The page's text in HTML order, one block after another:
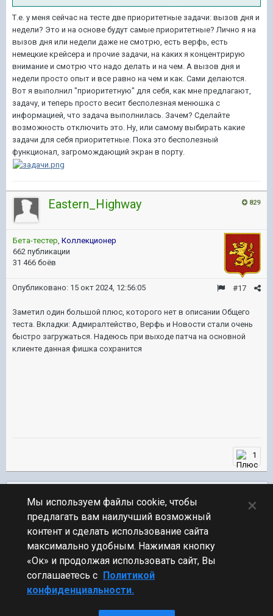
Т.е. у меня сейчас на тесте две приоритетные задачи: вызов дня и
недели? Это и на основе будут самые приоритетные? Лично я на
вызов дня или недели даже не смотрю, есть верфь, есть
немецкие крейсера и прочие задачи, на каких я концентрирую
внимание и смотрю что надо делать и на чем. А вызов дня и
недели просто опыт и все равно на чем и как. Сами делаются.
Вот я выполнил "приоритетную" для себя, как мне предлагают,
задачу, и теперь просто весит бесполезная менюшка с
информацией, что задача выполнилась. Зачем? Сделайте
возможность отключить это. Ну, или самому выбирать какие
задачи для себя приоритетные. Пока это бесполезный
функционал, загромождающий экран в порту.
829
Eastern_Highway
Бета-тестер, Коллекционер
662 публикации
31 466 боёв
#17
Опубликовано: 15 окт 2024, 12:56:05
Заметил один большой плюс, которого нет в описании Общего
теста. Вкладки: Адмиралтейство, Верфь и Новости стали очень
быстро загружаться. Надеюсь при выходе патча на основной
клиенте данная фишка сохранится
1
ПЕРЕЙТИ К СПИСКУ ТЕМ
Общий тест
Стиль
Мы используем файлы cookie, чтобы
предлагать вам наилучший возможный
контент и сделать использование сайта
максимально удобным. Нажимая кнопку
«Ок» и продолжая использовать сайт, Вы
соглашаетесь с Политикой
конфиденциальности.
×